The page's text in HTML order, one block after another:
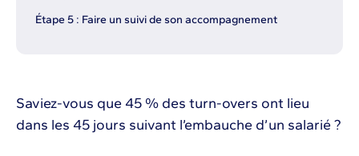
Étape 5 : Faire un suivi de son accompagnement
Saviez-vous que 45 % des turn-overs ont lieu
dans les 45 jours suivant l’embauche d’un salarié ?